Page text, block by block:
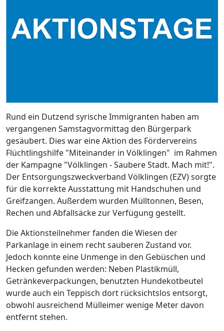
Rund ein Dutzend syrische Immigranten haben am
vergangenen Samstagvormittag den Bürgerpark
gesäubert. Dies war eine Aktion des Fördervereins
Flüchtlingshilfe "Miteinander in Völklingen" im Rahmen
der Kampagne "Völklingen - Saubere Stadt. Mach mit!".
Der Entsorgungszweckverband Völklingen (EZV) sorgte
für die korrekte Ausstattung mit Handschuhen und
Greifzangen. Außerdem wurden Mülltonnen, Besen,
Rechen und Abfallsäcke zur Verfügung gestellt.
Die Aktionsteilnehmer fanden die Wiesen der
Parkanlage in einem recht sauberen Zustand vor.
Jedoch konnte eine Unmenge in den Gebüschen und
Hecken gefunden werden: Neben Plastikmüll,
Getränkeverpackungen, benutzten Hundekotbeutel
wurde auch ein Teppisch dort rücksichtslos entsorgt,
obwohl ausreichend Mülleimer wenige Meter davon
entfernt stehen.